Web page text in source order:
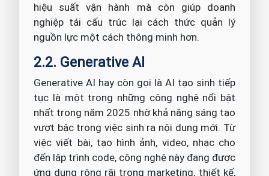
hiệu suất vận hành mà còn giúp doanh
nghiệp tái cấu trúc lại cách thức quản lý
nguồn lực một cách thông minh hơn.
2.2. Generative AI
Generative AI hay còn gọi là AI tạo sinh tiếp
tục là một trong những công nghệ nổi bật
nhất trong năm 2025 nhờ khả năng sáng tạo
vượt bậc trong việc sinh ra nội dung mới. Từ
việc viết bài, tạo hình ảnh, video, nhạc cho
đến lập trình code, công nghệ này đang được
ứng dụng rộng rãi trong marketing, thiết kế,